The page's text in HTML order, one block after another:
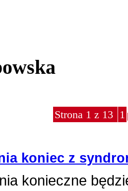
Strona 1 z 13 1
koniec z
konieczne